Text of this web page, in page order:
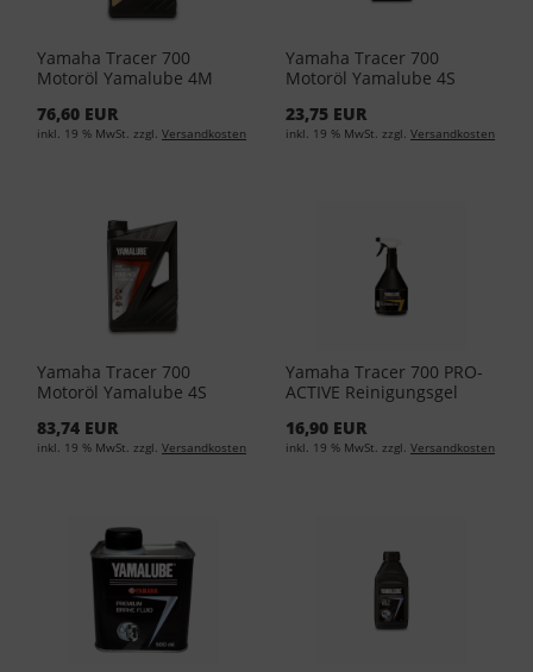
Yamaha Tracer 700
Motoröl Yamalube 4M
04-04 (EUR 14,49/L)
76,60 EUR
inkl. 19 % MwSt. zzgl. Versandkosten
Yamaha Tracer 700
Motoröl Yamalube 4S
01-04 (EUR 17,95/L)
23,75 EUR
inkl. 19 % MwSt. zzgl. Versandkosten
Yamaha Tracer 700
Motoröl Yamalube 4S
04-04 (EUR 15,88/L)
83,74 EUR
inkl. 19 % MwSt. zzgl. Versandkosten
Yamaha Tracer 700 PRO-
ACTIVE Reinigungsgel
(EUR 11,95/L)
16,90 EUR
inkl. 19 % MwSt. zzgl. Versandkosten